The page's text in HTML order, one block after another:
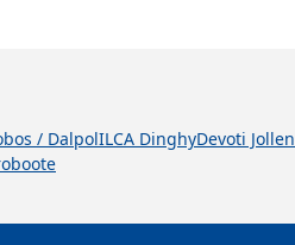
/ DalpolILCA DinghyDevoti Jollen